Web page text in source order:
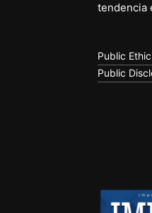
tendencia
Public
Public